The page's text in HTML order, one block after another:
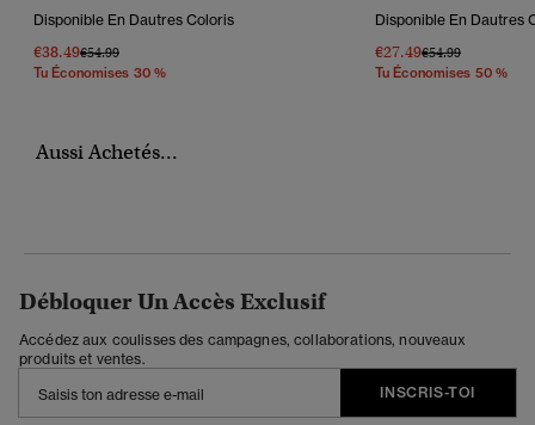
Disponible En Dautres Coloris
€38.49Prix Réduit De
€54.99À
Tu Économises 30 %
Disponible En Dautres
€27.49Prix Réduit De
€54.99À
Tu Économises 50 %
Aussi Achetés...
Débloquer Un Accès Exclusif
Accédez aux coulisses des campagnes, collaborations, nouveaux
produits et ventes.
INSCRIS-TOI